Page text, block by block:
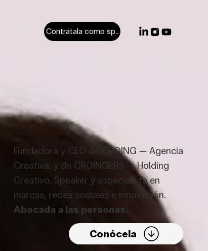
Contrátala como speaker
Fundadora y CEO de CROING — Agencia
Creativa, y de CROINGERS — Holding
Creativo. Speaker y especialista en
marcas, redes sociales e innovación.
Abocada a las personas.
Conócela